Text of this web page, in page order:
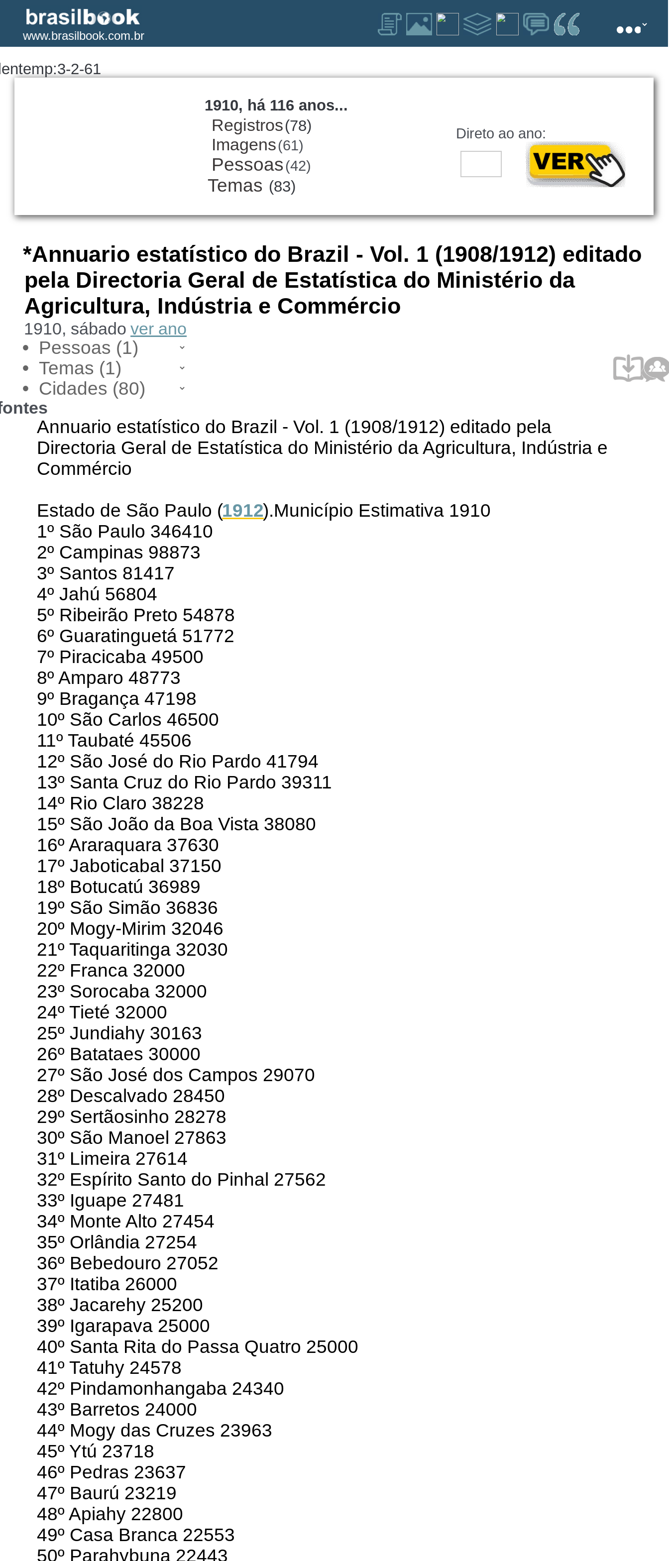
www.brasilbook.com.br
2-61
1910, há 116 anos...
Registros(78)
Imagens(61)
Pessoas(42)
Temas (83)
Direto ao ano:
*Annuario estatístico do Brazil - Vol. 1 (1908/1912) editado
pela Directoria Geral de Estatística do Ministério da
Agricultura, Indústria e Commércio
1910, sábadover ano
•
•
•
Annuario estatístico do Brazil - Vol. 1 (1908/1912) editado pela
Directoria Geral de Estatística do Ministério da Agricultura, Indústria e
Commércio
Estado de São Paulo (1912).Município Estimativa 1910
1º São Paulo 346410
2º Campinas 98873
3º Santos 81417
4º Jahú 56804
5º Ribeirão Preto 54878
6º Guaratinguetá 51772
7º Piracicaba 49500
8º Amparo 48773
9º Bragança 47198
10º São Carlos 46500
11º Taubaté 45506
12º São José do Rio Pardo 41794
13º Santa Cruz do Rio Pardo 39311
14º Rio Claro 38228
15º São João da Boa Vista 38080
16º Araraquara 37630
17º Jaboticabal 37150
18º Botucatú 36989
19º São Simão 36836
20º Mogy-Mirim 32046
21º Taquaritinga 32030
22º Franca 32000
23º Sorocaba 32000
24º Tieté 32000
25º Jundiahy 30163
26º Batataes 30000
27º São José dos Campos 29070
28º Descalvado 28450
29º Sertãosinho 28278
30º São Manoel 27863
31º Limeira 27614
32º Espírito Santo do Pinhal 27562
33º Iguape 27481
34º Monte Alto 27454
35º Orlândia 27254
36º Bebedouro 27052
37º Itatiba 26000
38º Jacarehy 25200
39º Igarapava 25000
40º Santa Rita do Passa Quatro 25000
41º Tatuhy 24578
42º Pindamonhangaba 24340
43º Barretos 24000
44º Mogy das Cruzes 23963
45º Ytú 23718
46º Pedras 23637
47º Baurú 23219
48º Apiahy 22800
49º Casa Branca 22553
50º Parahybuna 22443